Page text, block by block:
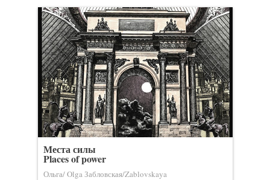
Места силы
Places of power
Ольга/ Olga Забловская/Zablovskaya